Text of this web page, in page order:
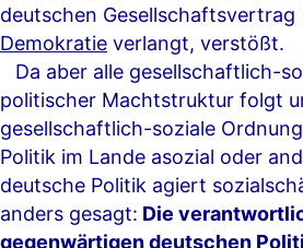
deutschen
Demokratie verlangt, verstößt.
Da aber alle gesellschaftlich-
politischer Machtstruktur folgt
gesellschaftlich-soziale
Politik im Lande asozial oder
deutsche Politik agiert
anders gesagt: Die
gegenwärtigen deutschen